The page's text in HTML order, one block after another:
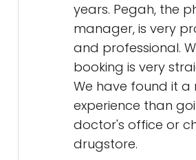
years. Pegah, the
manager, is very
and professional.
booking is very
We have found it
experience than
doctor's office or
drugstore.